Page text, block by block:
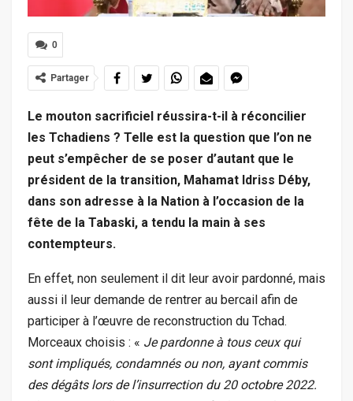
0
Partager
Le mouton sacrificiel réussira-t-il à réconcilier
les Tchadiens ? Telle est la question que l’on ne
peut s’empêcher de se poser d’autant que le
président de la transition, Mahamat Idriss Déby,
dans son adresse à la Nation à l’occasion de la
fête de la Tabaski, a tendu la main à ses
contempteurs.
En effet, non seulement il dit leur avoir pardonné, mais
aussi il leur demande de rentrer au bercail afin de
participer à l’œuvre de reconstruction du Tchad.
Morceaux choisis : « Je pardonne à tous ceux qui
sont impliqués, condamnés ou non, ayant commis
des dégâts lors de l’insurrection du 20 octobre 2022.